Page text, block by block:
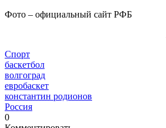
Фото – официальный сайт РФБ
Спорт
баскетбол
волгоград
евробаскет
константин родионов
Россия
0